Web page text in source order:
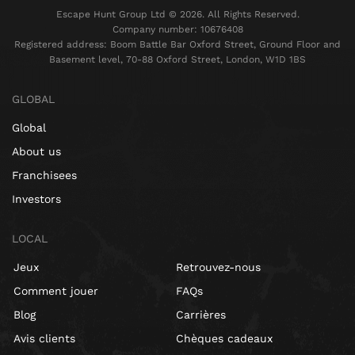
Escape Hunt Group Ltd © 2026. All Rights Reserved.
Company number: 10676408
Registered address: Boom Battle Bar Oxford Street, Ground Floor and
Basement level, 70-88 Oxford Street, London, W1D 1BS
GLOBAL
Global
About us
Franchisees
Investors
LOCAL
Jeux
Comment jouer
Blog
Avis clients
Retrouvez-nous
FAQs
Carrières
Chèques cadeaux